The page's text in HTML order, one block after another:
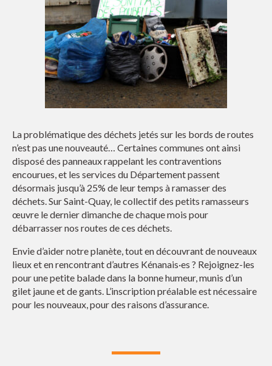
La problématique des déchets jetés sur les bords de routes
n’est pas une nouveauté… Certaines communes ont ainsi
disposé des panneaux rappelant les contraventions
encourues, et les services du Département passent
désormais jusqu’à 25% de leur temps à ramasser des
déchets.Sur Saint-Quay, le collectif des petits ramasseurs
œuvre le dernier dimanche de chaque mois pour
débarrasser nos routes de ces déchets.
Envie d’aider notre planète, tout en découvrant de nouveaux
lieux et en rencontrant d’autres Kénanais·es ? Rejoignez-les
pour une petite balade dans la bonne humeur, munis d’un
gilet jaune et de gants. L’inscription préalable est nécessaire
pour les nouveaux, pour des raisons d’assurance.